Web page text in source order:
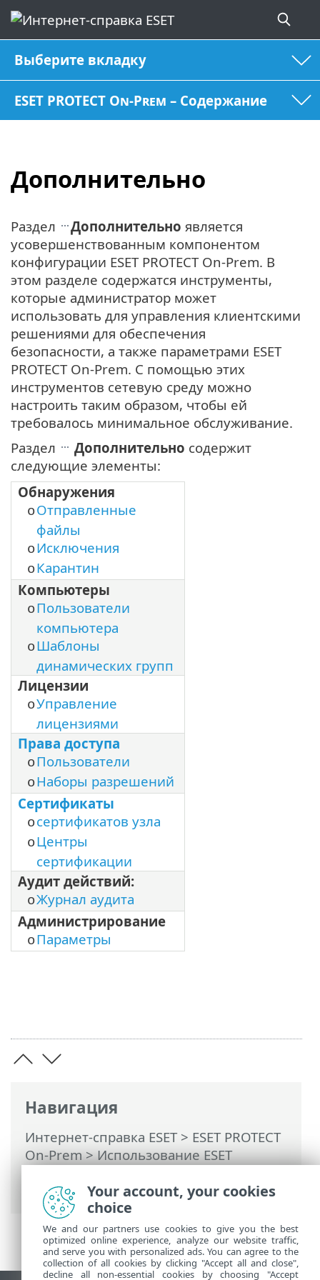
Выберите вкладку
ESET PROTECT On-Prem – Содержание
Дополнительно
Навигация
Интернет-справка ESET> ESET PROTECT
On-Prem>Использование ESET
Prem Главное меню> Дополнительно
Раздел Дополнительно является
усовершенствованным компонентом
конфигурации ESET PROTECT On-Prem. В
этом разделе содержатся инструменты,
которые администратор может
использовать для управления клиентскими
решениями для обеспечения
безопасности, а также параметрами ESET
PROTECT On-Prem. С помощью этих
инструментов сетевую среду можно
настроить таким образом, чтобы ей
требовалось минимальное обслуживание.
Раздел
Дополнительно содержит
следующие элементы:
Обнаружения
oОтправленные
файлы
oИсключения
oКарантин
Компьютеры
oПользователи
компьютера
oШаблоны
динамических групп
Лицензии
oУправление
лицензиями
Права доступа
oПользователи
oНаборы разрешений
Сертификаты
oсертификатов узла
oЦентры
сертификации
Аудит действий:
oЖурнал аудита
Администрирование
oПараметры
Your account, your cookies
choice
We and our partners use cookies to give you the best
optimized online experience, analyze our website traffic,
and serve you with personalized ads. You can agree to the
collection of all cookies by clicking "Accept all and close",
decline all non-essential cookies by choosing "Accept